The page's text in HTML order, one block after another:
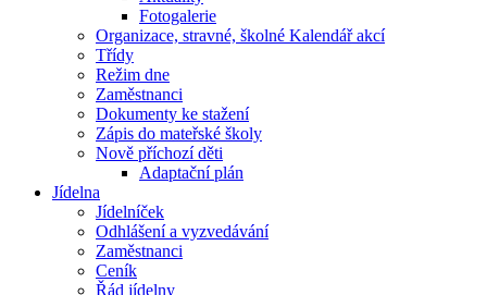
Fotogalerie
Organizace, stravné, školné Kalendář akcí
Třídy
Režim dne
Zaměstnanci
Dokumenty ke stažení
Zápis do mateřské školy
Nově příchozí děti
Adaptační plán
Jídelna
Jídelníček
Odhlášení a vyzvedávání
Zaměstnanci
Ceník
Řád jídelny